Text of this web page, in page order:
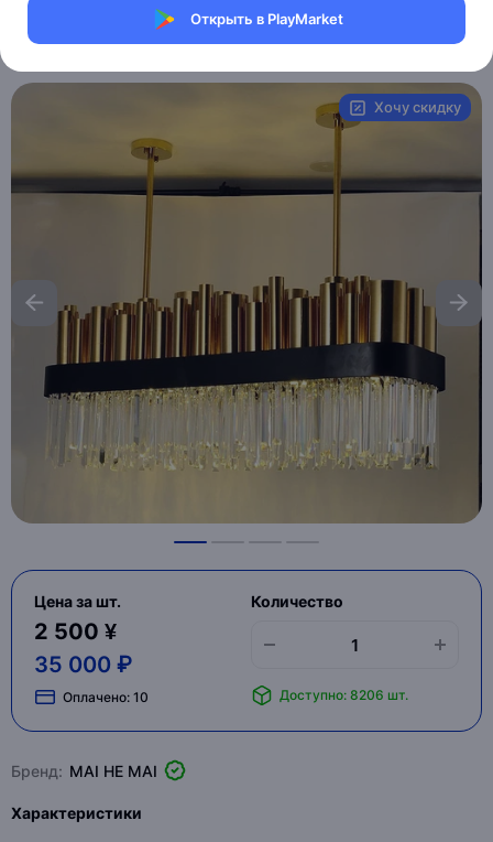
Открыть в PlayMarket
Магазин Table lamps
Артикул:MXM3192526223
Хочу скидку
Цена за шт.
2 500 ¥
35 000 ₽
Оплачено: 10
Количество
Доступно: 8206 шт.
Бренд: MAI HE MAI
Характеристики